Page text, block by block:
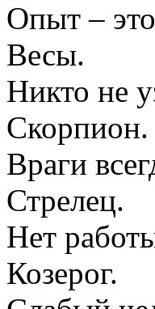
Опыт –
Весы.
Никто не
Скорпион.
Враги
Стрелец.
Нет
Козерог.